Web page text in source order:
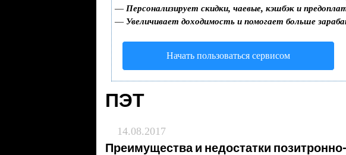
— Персонализирует скидки, чаевые, кэшбэк и
— Увеличивает доходимость и помогает больше
Начать пользоваться сервисом
ПЭТ
14.08.2017
Преимущества и недостатки